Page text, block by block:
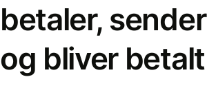
betaler, sender
og bliver betalt